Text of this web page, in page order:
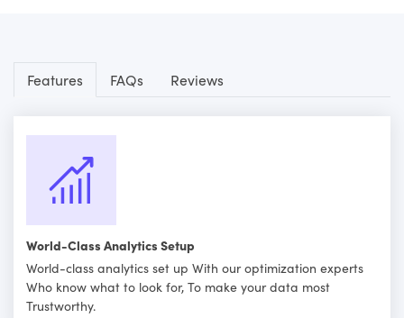
Features FAQs Reviews
World-Class Analytics Setup
World-class analytics set up With our optimization experts
Who know what to look for, To make your data most
Trustworthy.